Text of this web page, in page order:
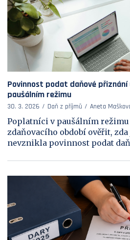
Povinnost podat daňové
paušálním režimu
30. 3. 2026 Daň z příjmů Aneta
Poplatníci v paušálním
zdaňovacího období ověřit,
nevznikla povinnost podat